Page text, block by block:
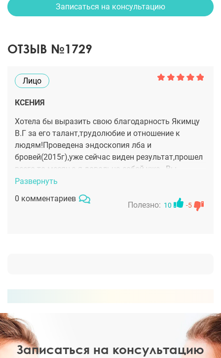
Записаться на консультацию
ОТЗЫВ №1729
Лицо
КСЕНИЯ
Хотела бы выразить свою благодарность Якимцу
В.Г за его талант,трудолюбие и отношение к
людям!Проведена эндоскопия лба и
бровей(2015г),уже сейчас виден результат,прошел
всего-то месяц,а я довольна собой уже.. Вы-
ЗАМЕЧАТЕЛЬНЫЙ ДОКТОР И ОЧЕНЬ
ВНИМАТЕЛЬНЫЙ ЧЕЛОВЕК! Удачи Вам в вашем
нелегком труде,делать нас женщин еще
Развернуть
0 комментариев
Полезно: 10 -5
Записаться на консультацию